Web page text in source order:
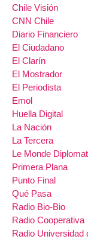
Chile Visión
CNN Chile
Diario Financiero
El Ciudadano
El Clarín
El Mostrador
El Periodista
Emol
Huella Digital
La Nación
La Tercera
Le Monde
Primera Plana
Punto Final
Qué Pasa
Radio Bio-Bio
Radio Cooperativa
Radio Universidad